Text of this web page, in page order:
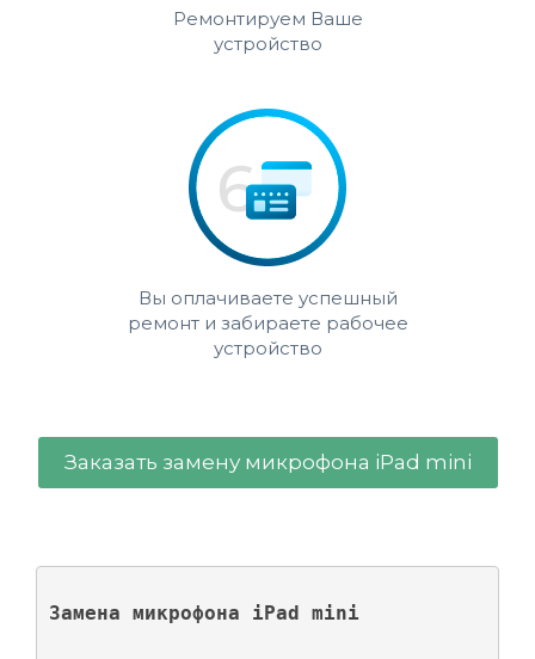
Ремонтируем Ваше
устройство
Вы оплачиваете успешный
ремонт и забираете рабочее
устройство
Заказать замену микрофона iPad mini
Замена микрофона iPad mini